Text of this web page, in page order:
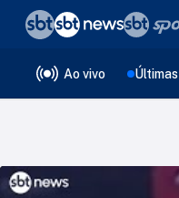
Ao vivo Últimas
❮voltar
Editorias